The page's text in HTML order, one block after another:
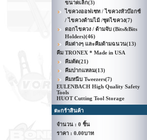
ขนาดเล็ก(3)
ไขควงออฟเซท / ไขควงหัวบ๊อกซ์
/ ไขควงด้ามไม้ /ชุดไขควง(7)
ดอกไขควง / ด้ามจับ (Bits&Bits
Holders)(46)
คีมต่างๆ และคีมด้ามฉนวน(13)
คีม TRONEX * Made in USA
คีมตัด(21)
คีมปากแหลม(13)
คีมหนีบ Tweezers(7)
EULENBACH High Quality Safety
Tools
HUOT Cutting Tool Storage
ตะกร้าสินค้า
จำนวน : 0 ชิ้น
ราคา : 0.00บาท